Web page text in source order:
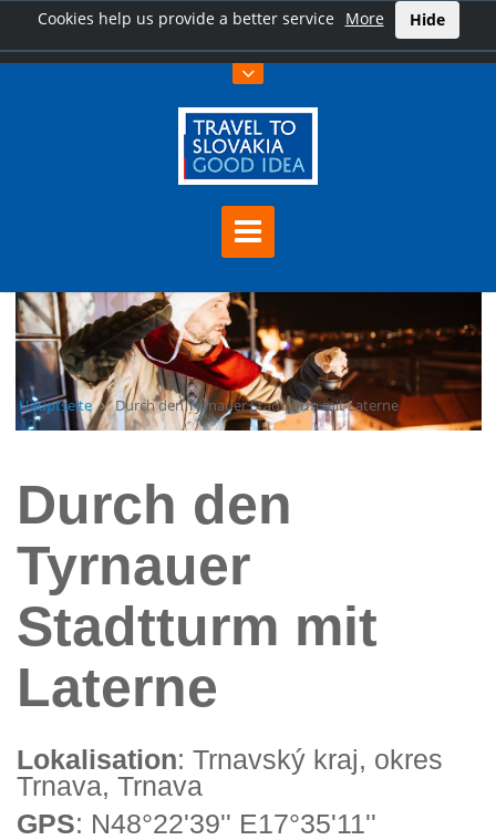
Cookies help us provide a better service More Hide
Hauptseite Durch den Tyrnauer Stadtturm mit Laterne
Durch den
Tyrnauer
Stadtturm mit
Laterne
Lokalisation: Trnavský kraj, okres
Trnava, Trnava
GPS: N48°22'39'' E17°35'11''